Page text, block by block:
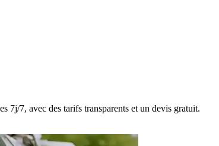
7j/7, avec des tarifs transparents et un devis gratuit.